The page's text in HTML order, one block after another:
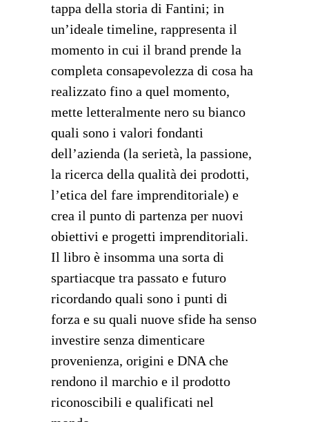
tappa della storia di Fantini; in
un’ideale timeline, rappresenta il
momento in cui il brand prende la
completa consapevolezza di cosa ha
realizzato fino a quel momento,
mette letteralmente nero su bianco
quali sono i valori fondanti
dell’azienda (la serietà, la passione,
la ricerca della qualità dei prodotti,
l’etica del fare imprenditoriale) e
crea il punto di partenza per nuovi
obiettivi e progetti imprenditoriali.
Il libro è insomma una sorta di
spartiacque tra passato e futuro
ricordando quali sono i punti di
forza e su quali nuove sfide ha senso
investire senza dimenticare
provenienza, origini e DNA che
rendono il marchio e il prodotto
riconoscibili e qualificati nel